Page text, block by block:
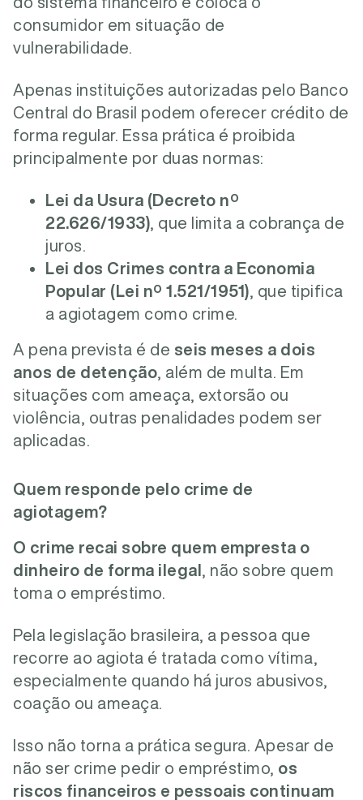
consumidor em situação de
vulnerabilidade.
Apenas instituições autorizadas pelo Banco
Central do Brasil podem oferecer crédito de
forma regular. Essa prática é proibida
principalmente por duas normas:
Lei da Usura (Decreto nº
22.626/1933) , que limita a cobrança de
juros.
Lei dos Crimes contra a Economia
Popular (Lei nº 1.521/1951) , que tipifica
a agiotagem como crime.
A pena prevista é de seis meses a dois
anos de detenção , além de multa. Em
situações com ameaça, extorsão ou
violência, outras penalidades podem ser
aplicadas.
Quem responde pelo crime de
agiotagem?
O crime recai sobre quem empresta o
dinheiro de forma ilegal
, não sobre quem
toma o empréstimo.
Pela legislação brasileira, a pessoa que
recorre ao agiota é tratada como vítima,
especialmente quando há juros abusivos,
coação ou ameaça.
Isso não torna a prática segura. Apesar de
não ser crime pedir o empréstimo, os
riscos financeiros e pessoais continuam